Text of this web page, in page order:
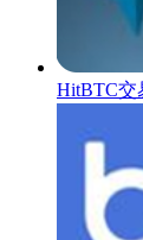
HitBTC交